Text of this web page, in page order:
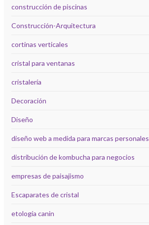
construcción de piscinas
Construcción-Arquitectura
cortinas verticales
cristal para ventanas
cristalería
Decoración
Diseño
diseño web a medida para marcas personales
distribución de kombucha para negocios
empresas de paisajismo
Escaparates de cristal
etología canin